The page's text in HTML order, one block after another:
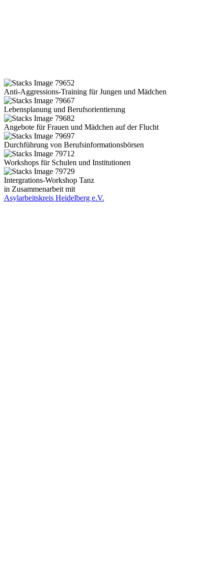
Anti-Aggressions-Training für Jungen und Mädchen
Lebensplanung und Berufsorientierung
Angebote für Frauen und Mädchen auf der Flucht
Durchführung von Berufsinformationsbörsen
Workshops für Schulen und Institutionen
Intergrations-Workshop Tanz
in Zusammenarbeit mit
Asylarbeitskreis Heidelberg e.V.